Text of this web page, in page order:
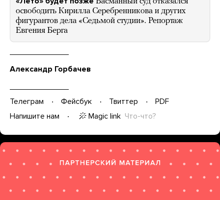
освободить Кирилла Серебренникова и других
фигурантов дела «Седьмой студии». Репортаж
Евгения Берга
Александр Горбачев
Телеграм Фейсбук Твиттер
PDF
Напишите нам
Magic link Что-что?